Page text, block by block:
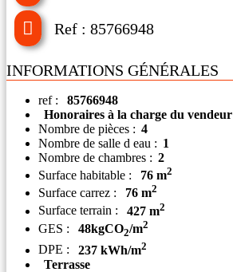
Ref : 85766948
INFORMATIONS GÉNÉRALES
ref :
85766948
Honoraires à la charge du vendeur
Nombre de pièces : 4
Nombre de salle d eau : 1
Nombre de chambres : 2
Surface habitable :
76 m2
Surface carrez : 76 m2
Surface terrain : 427 m2
GES : 48kgCO2/m2
DPE : 237 kWh/m2
Terrasse